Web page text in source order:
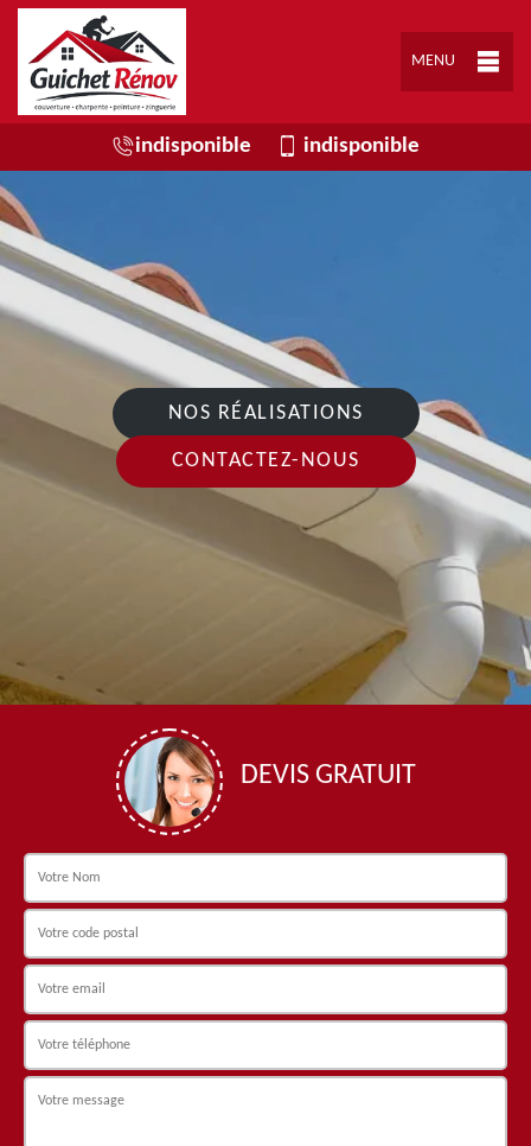
MENU
indisponible indisponible
NOS RÉALISATIONS
CONTACTEZ-NOUS
DEVIS GRATUIT